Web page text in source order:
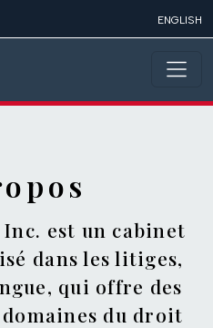
ENGLISH
est un cabinet
dans les litiges,
qui offre des
domaines du droit